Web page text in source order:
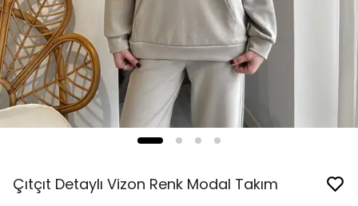
Çıtçıt Detaylı Vizon Renk Modal Takım